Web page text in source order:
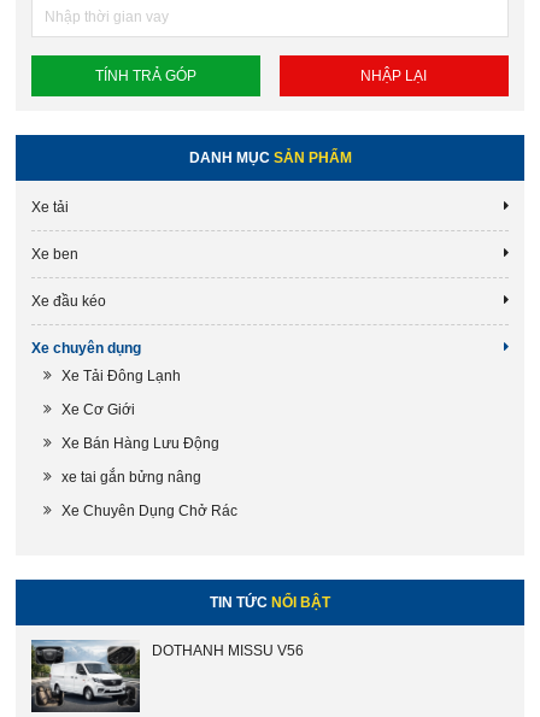
DANH MỤC SẢN PHẨM
Xe tải
Xe ben
Xe đầu kéo
Xe chuyên dụng
Xe Tải Đông Lạnh
Xe Cơ Giới
Xe Bán Hàng Lưu Động
xe tai gắn bửng nâng
Xe Chuyên Dụng Chở Rác
TIN TỨC NỔI BẬT
DOTHANH MISSU V56